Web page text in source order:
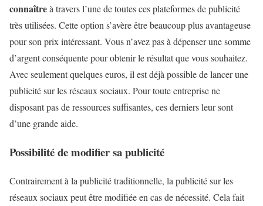
connaîtreà travers l’une de toutes ces plateformes de publicité
très utilisées. Cette option s’avère être beaucoup plus avantageuse
pour son prix intéressant. Vous n’avez pas à dépenser une somme
d’argent conséquente pour obtenir le résultat que vous souhaitez.
Avec seulement quelques euros, il est déjà possible de lancer une
publicité sur les réseaux sociaux. Pour toute entreprise ne
disposant pas de ressources suffisantes, ces derniers leur sont
d’une grande aide.
Possibilité de modifier sa publicité
Contrairement à la publicité traditionnelle, la publicité sur les
réseaux sociaux peut être modifiée en cas de nécessité. Cela fait